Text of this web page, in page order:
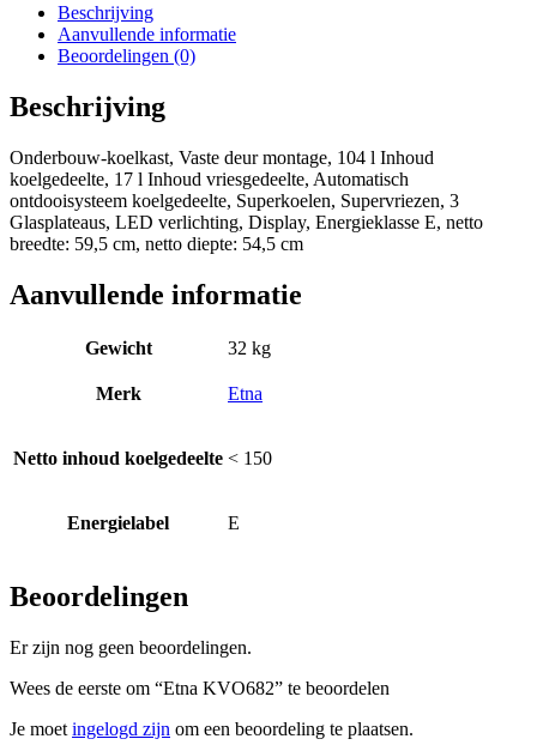
Beschrijving
Aanvullende informatie
Beoordelingen (0)
Beschrijving
Onderbouw-koelkast, Vaste deur montage, 104 l Inhoud
koelgedeelte, 17 l Inhoud vriesgedeelte, Automatisch
ontdooisysteem koelgedeelte, Superkoelen, Supervriezen, 3
Glasplateaus, LED verlichting, Display, Energieklasse E, netto
breedte: 59,5 cm, netto diepte: 54,5 cm
Aanvullende informatie
Gewicht 32 kg
Merk Etna
Netto inhoud koelgedeelte < 150
Energielabel E
Beoordelingen
Er zijn nog geen beoordelingen.
Wees de eerste om “Etna KVO682” te beoordelen
Je moet ingelogd zijn om een beoordeling te plaatsen.